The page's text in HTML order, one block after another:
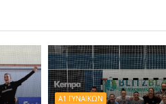
Α1 ΓΥΝΑΙΚΩΝ